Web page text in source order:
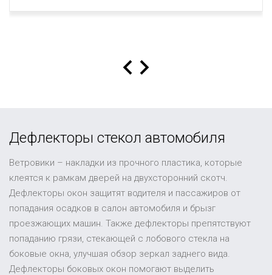
Дефлекторы стекол автомобиля
Ветровики – накладки из прочного пластика, которые
клеятся к рамкам дверей на двухсторонний скотч.
Дефлекторы окон защитят водителя и пассажиров от
попадания осадков в салон автомобиля и брызг
проезжающих машин. Также дефлекторы препятствуют
попаданию грязи, стекающей с лобового стекла на
боковые окна, улучшая обзор зеркал заднего вида.
Дефлекторы боковых окон помогают выделить